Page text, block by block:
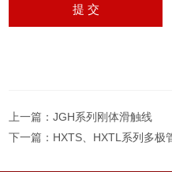
上一篇：JGH系列刚体滑触线
下一篇： HXTS、HXTL系列多极